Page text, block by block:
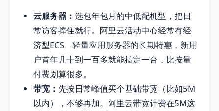
云服务器： 选包年包月的中低配机型，把日
常访客撑住就行。阿里云活动中心经常有经
济型ECS、轻量应用服务器的长期特惠，新用
户首年几十到一百多就能搞定一台，比按量
付费划算很多。
带宽： 先按日常峰值买个基础带宽（比如5M
以内），不够再加。阿里云带宽计费在5M这